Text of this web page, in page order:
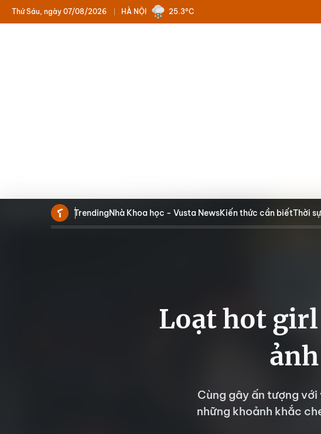
HÀ NỘI
Thứ Sáu, ngày 07/08/2026 25.3°C
TrendingNhà Khoa học - Vusta NewsKiến thức cần biếtThời
Loạt hot
Cùng gây ấn tượng
những khoảnh khắc